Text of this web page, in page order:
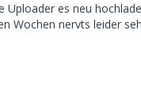
es neu
Wochen nervts leider